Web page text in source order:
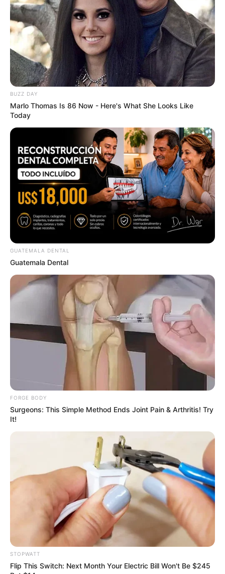
Why this ordinary drink is the secret to feeling your
best every day
CTA FAVORITE
2025’s Most Impactful Celebrity Farewells
BRAINBERRIES
Why this ordinary drink is the secret to feeling your
best every day
CTA FAVORITE
Why Big Bang Theory Fans Despise These 8
Characters
BRAINBERRIES
BUZZ DAY
Marlo Thomas Is 86 Now - Here's What She Looks Like
Today
GUATEMALA DENTAL
Guatemala Dental
FORGE BODY
Surgeons: This Simple Method Ends Joint Pain & Arthritis! Try
It!
STOPWATT
Flip This Switch: Next Month Your Electric Bill Won't Be $245